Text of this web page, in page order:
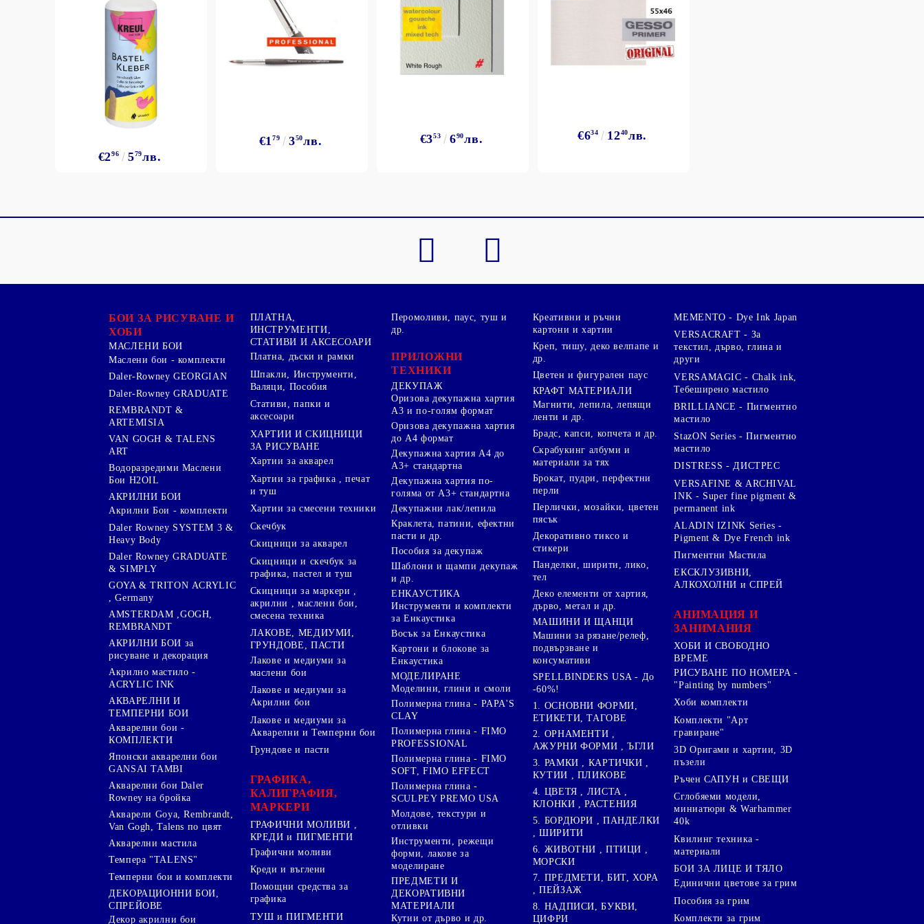
€296 579лв.
€179 350лв. €353 690лв. €634 1240лв.
БОИ ЗА РИСУВАНЕ И
ХОБИ
МАСЛЕНИ БОИ
Маслени бои - комплекти
Daler-Rowney GEORGIAN
Daler-Rowney GRADUATE
REMBRANDT &
ARTEMISIA
VAN GOGH & TALENS
ART
Водоразредими Маслени
Бои H2OIL
АКРИЛНИ БОИ
Акрилни Бои - комплекти
Daler Rowney SYSTEM 3 &
Heavy Body
Daler Rowney GRADUATE
& SIMPLY
GOYA & TRITON АCRYLIC
, Germany
AMSTERDAM ,GOGH,
REMBRANDT
АКРИЛНИ БОИ за
рисуване и декорация
Акрилно мастило -
ACRYLIC INK
АКВАРЕЛНИ И
ТЕМПЕРНИ БОИ
Акварелни бои -
КОМПЛЕКТИ
Японски акварелни бои
GANSAI TAMBI
Акварелни бои Daler
Rowney на бройка
Акварели Goya, Rembrandt,
Van Gogh, Talens по цвят
Акварелни мастила
Темпера "TALENS"
Темперни бои и комплекти
ДЕКОРАЦИОННИ БОИ,
СПРЕЙОВЕ
Декор акрилни бои
ПЛАТНА,
ИНСТРУМЕНТИ,
СТАТИВИ И АКСЕСОАРИ
Платна, дъски и рамки
Шпакли, Инструменти,
Валяци, Пособия
Стативи, папки и
аксесоари
ХАРТИИ И СКИЦНИЦИ
ЗА РИСУВАНЕ
Хартии за акварел
Хартии за графика , печат
и туш
Хартии за смесени техники
Скечбук
Скицници за акварел
Скицници и скечбук за
графика, пастел и туш
Скицници за маркери ,
акрилни , маслени бои,
смесена техника
ЛАКОВЕ, МЕДИУМИ,
ГРУНДОВЕ, ПАСТИ
Лакове и медиуми за
маслени бои
Лакове и медиуми за
Акрилни бои
Лакове и медиуми за
Акварелни и Темперни бои
Грундове и пасти
ГРАФИКА,
КАЛИГРАФИЯ,
МАРКЕРИ
ГРАФИЧНИ МОЛИВИ ,
КРЕДИ и ПИГМЕНТИ
Графични моливи
Креди и въглени
Помощни средства за
графика
ТУШ и ПИГМЕНТИ
Перомоливи, паус, туш и
др.
ПРИЛОЖНИ
ТЕХНИКИ
ДЕКУПАЖ
Оризова декупажна хартия
А3 и по-голям формат
Оризова декупажна хартия
до А4 формат
Декупажна хартия А4 до
А3+ стандартна
Декупажна хартия по-
голяма от А3+ стандартна
Декупажни лак/лепила
Краклета, патини, ефектни
пасти и др.
Пособия за декупаж
Шаблони и щампи декупаж
и др.
ЕНКАУСТИКА
Инструменти и комплекти
за Енкаустика
Восък за Енкаустика
Картони и блокове за
Енкаустика
МОДЕЛИРАНЕ
Моделини, глини и смоли
Полимерна глина - PAPA'S
CLAY
Полимерна глина - FIMO
PROFESSIONAL
Полимерна глина - FIMO
SOFT, FIMO EFFECT
Полимерна глина -
SCULPEY PREMO USA
Молдове, текстури и
отливки
Инструменти, режещи
форми, лакове за
моделиране
ПРЕДМЕТИ И
ДЕКОРАТИВНИ
МАТЕРИАЛИ
Кутии от дърво и др.
Креативни и ръчни
картони и хартии
Креп, тишу, деко велпапе и
др.
Цветен и фигурален паус
КРАФТ МАТЕРИАЛИ
Магнити, лепила, лепящи
ленти и др.
Брадс, капси, копчета и др.
Скрабукинг албуми и
материали за тях
Брокат, пудри, перфектни
перли
Перлички, мозайки, цветен
пясък
Декоративно тиксо и
стикери
Панделки, ширити, лико,
тел
Деко елементи от хартия,
дърво, метал и др.
МАШИНИ И ЩАНЦИ
Машини за рязане/релеф,
подвързване и
консумативи
SPELLBINDERS USA - До
-60%!
1. ОСНОВНИ ФОРМИ,
ЕТИКЕТИ, ТАГОВЕ
2. ОРНАМЕНТИ ,
АЖУРНИ ФОРМИ , ЪГЛИ
3. РАМКИ , КАРТИЧКИ ,
КУТИИ , ПЛИКОВЕ
4. ЦВЕТЯ , ЛИСТА ,
КЛОНКИ , РАСТЕНИЯ
5. БОРДЮРИ , ПАНДЕЛКИ
, ШИРИТИ
6. ЖИВОТНИ , ПТИЦИ ,
МОРСКИ
7. ПРЕДМЕТИ, БИТ, ХОРА
, ПЕЙЗАЖ
8. НАДПИСИ, БУКВИ,
ЦИФРИ
MEMENTO - Dye Ink Japan
VERSACRAFT - За
текстил, дърво, глина и
други
VERSAMAGIC - Chalk ink,
Тебеширено мастило
BRILLIANCE - Пигментно
мастило
StazON Series - Пигментно
мастило
DISTRESS - ДИСТРЕС
VERSAFINE & ARCHIVAL
INK - Super fine pigment &
permanent ink
ALADIN IZINK Series -
Pigment & Dye French ink
Пигментни Мастила
ЕКСКЛУЗИВНИ,
АЛКОХОЛНИ и СПРЕЙ
АНИМАЦИЯ И
ЗАНИМАНИЯ
ХОБИ И СВОБОДНО
ВРЕМЕ
РИСУВАНЕ ПО НОМЕРА -
"Painting by numbers"
Хоби комплекти
Комплекти "Арт
гравиране"
3D Оригами и хартии, 3D
пъзели
Ръчен САПУН и СВЕЩИ
Сглобяеми модели,
миниатюри & Warhammer
40k
Квилинг техника -
материали
БОИ ЗА ЛИЦЕ И ТЯЛО
Единични цветове за грим
Пособия за грим
Комплекти за грим